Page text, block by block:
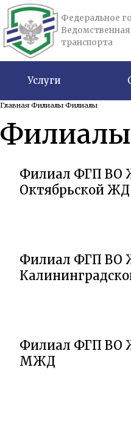
Федеральное
транспорта
Услуги
Главная Филиалы Филиалы
Филиалы
Филиал ФГП ВО
Октябрьской ЖД
Филиал ФГП ВО
Филиал ФГП ВО
МЖД